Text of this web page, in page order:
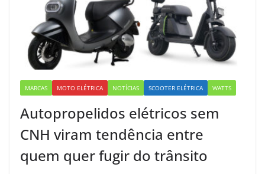
MARCAS MOTO ELÉTRICA NOTÍCIAS SCOOTER ELÉTRICA WATTS
Autopropelidos elétricos sem
CNH viram tendência entre
quem quer fugir do trânsito